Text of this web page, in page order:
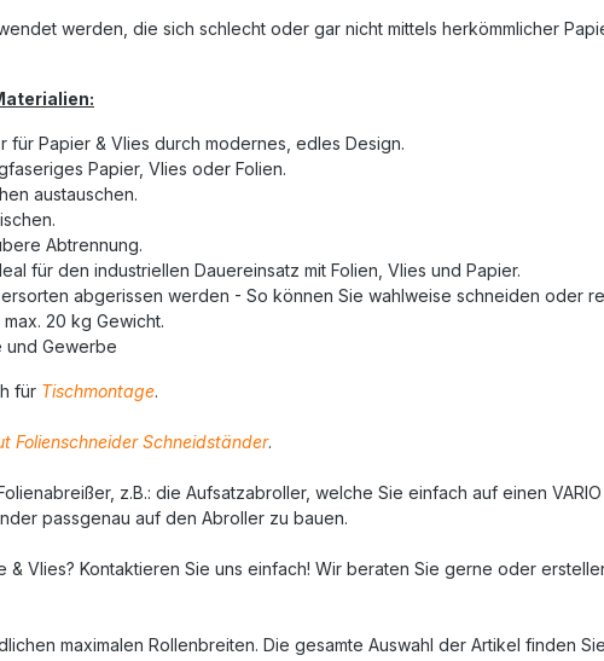
werden, die sich schlecht oder gar nicht mittels herkömmlicher
für Papier & Vlies durch modernes, edles Design.
Papier, Vlies oder Folien.
austauschen.
Abtrennung.
für den industriellen Dauereinsatz mit Folien, Vlies und Papier.
abgerissen werden - So können Sie wahlweise schneiden oder
20 kg Gewicht.
und Gewerbe
für Tischmontage.
Folienschneider Schneidständer.
z.B.: die Aufsatzabroller, welche Sie einfach auf einen
passgenau auf den Abroller zu bauen.
Vlies? Kontaktieren Sie uns einfach! Wir beraten Sie gerne oder
maximalen Rollenbreiten. Die gesamte Auswahl der Artikel finden